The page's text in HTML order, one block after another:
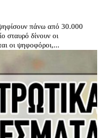
πάνω από 30.000
σταυρό δίνουν οι
οι ψηφοφόροι,...